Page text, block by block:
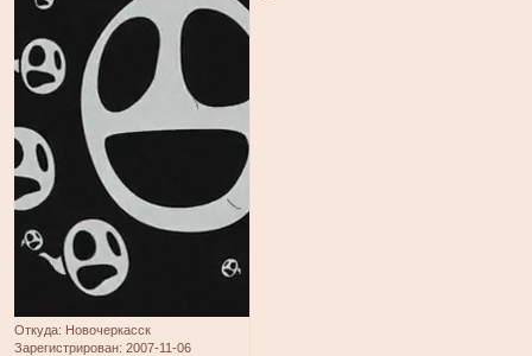
Откуда: Новочеркасск
Зарегистрирован: 2007-11-06